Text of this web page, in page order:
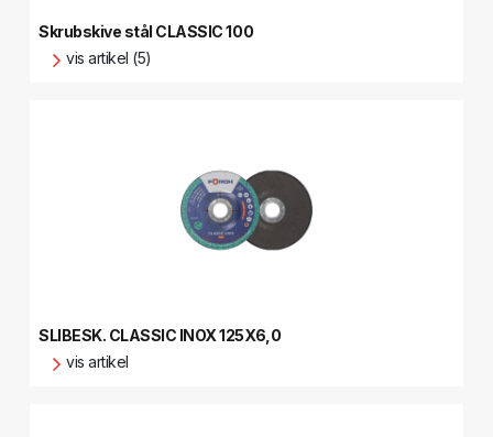
Skrubskive stål CLASSIC 100
vis artikel (5)
SLIBESK. CLASSIC INOX 125X6,0
vis artikel